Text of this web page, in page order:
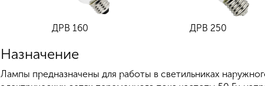
ДРВ 160 ДРВ 250
Назначение
Лампы предназначены для работы в светильниках